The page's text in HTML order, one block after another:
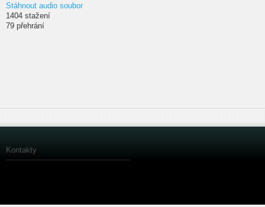
Stáhnout audio soubor
1404 stažení
79 přehrání
Kontakty